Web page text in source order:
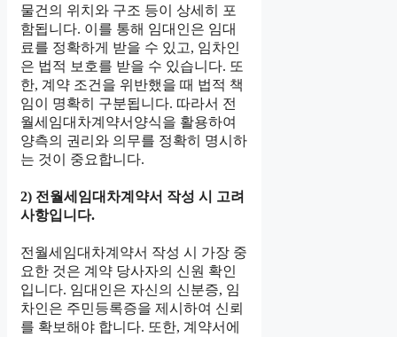
물건의 위치와 구조 등이 상세히 포
함됩니다. 이를 통해 임대인은 임대
료를 정확하게 받을 수 있고, 임차인
은 법적 보호를 받을 수 있습니다. 또
한, 계약 조건을 위반했을 때 법적 책
임이 명확히 구분됩니다. 따라서 전
월세임대차계약서양식을 활용하여
양측의 권리와 의무를 정확히 명시하
는 것이 중요합니다.
2) 전월세임대차계약서 작성 시 고려
사항입니다.
전월세임대차계약서 작성 시 가장 중
요한 것은 계약 당사자의 신원 확인
입니다. 임대인은 자신의 신분증, 임
차인은 주민등록증을 제시하여 신뢰
를 확보해야 합니다. 또한, 계약서에